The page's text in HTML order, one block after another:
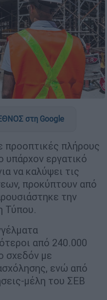
στη Google
προοπτικές πλήρους
εργατικό
να καλύψει τις
προκύπτουν από
την
Τύπου.
από 240.000
σχεδόν με
ενώ από
μέλη του ΣΕΒ